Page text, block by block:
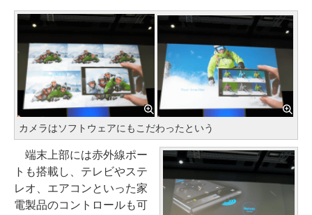
カメラはソフトウェアにもこだわったという
端末上部には赤外線ポー
トも搭載し、テレビやステ
レオ、エアコンといった家
電製品のコントロールも可